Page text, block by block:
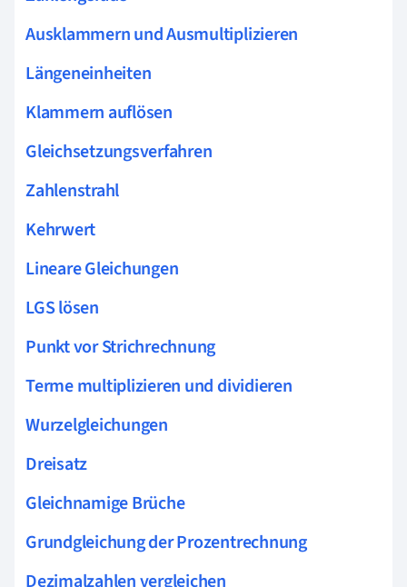
Ausklammern und Ausmultiplizieren
Längeneinheiten
Klammern auflösen
Gleichsetzungsverfahren
Zahlenstrahl
Kehrwert
Lineare Gleichungen
LGS lösen
Punkt vor Strichrechnung
Terme multiplizieren und dividieren
Wurzelgleichungen
Dreisatz
Gleichnamige Brüche
Grundgleichung der Prozentrechnung
Dezimalzahlen vergleichen